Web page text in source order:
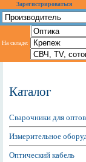
Зарегистрироваться
На складе:
Каталог
Сварочники для
Измерительное
Оптический кабель